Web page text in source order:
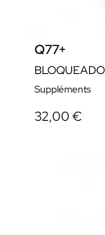
Q77+
Suppléments
32,00 €